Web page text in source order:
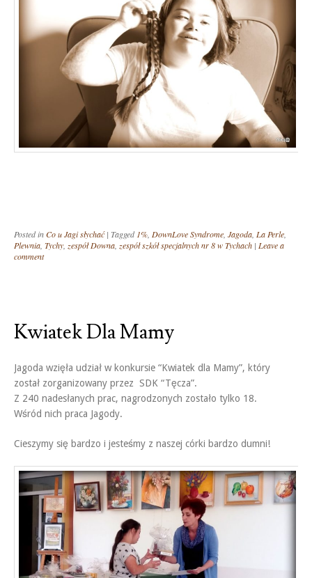
Posted inCo u Jagi słychać | Tagged 1% DownLove Syndrome Jagoda La Perle
Plewnia Tychy zespół Downa zespół szkół specjalnych nr 8 w Tychach | Leave a
comment
Kwiatek Dla Mamy
Jagoda wzięła udział w konkursie “Kwiatek dla Mamy”, który
został zorganizowany przez SDK “Tęcza”.
Z 240 nadesłanych prac, nagrodzonych zostało tylko 18.
Wśród nich praca Jagody.
Cieszymy się bardzo i jesteśmy z naszej córki bardzo dumni!